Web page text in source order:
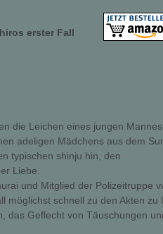
erster Fall
die Leichen eines jungen Mannes
adeligen Mädchens aus dem
typischen shinju hin, den
Liebe.
und Mitglied der Polizeitruppe
möglichst schnell zu den Akten zu
das Geflecht von Täuschungen